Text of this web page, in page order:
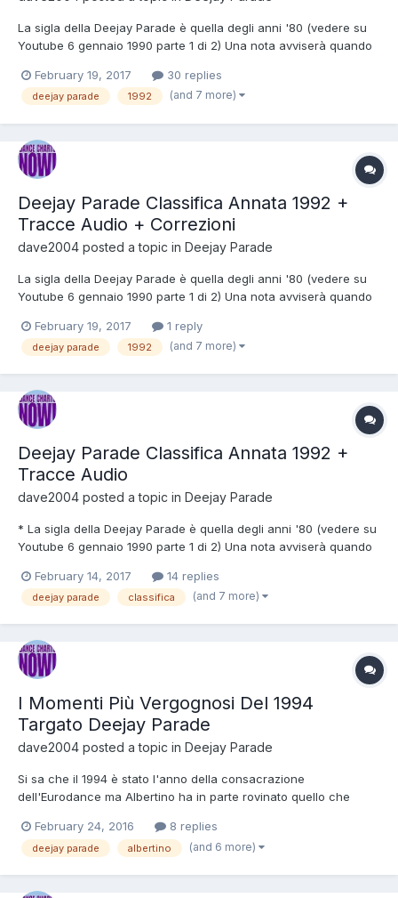
La sigla della Deejay Parade è quella degli anni '80 (vedere su
Youtube 6 gennaio 1990 parte 1 di 2) Una nota avviserà quando
18 , 17 a 11 , 10 a 8 , 7 a 4 e 1 a 3 , da settembre 1992 le pause
sono dalla 20 alla 18 , dalla 17 alla...
February 19, 2017 30 replies
deejay parade 1992 (and 7 more)
Deejay Parade Classifica Annata 1992 +
Tracce Audio + Correzioni
dave2004 posted a topic in Deejay Parade
La sigla della Deejay Parade è quella degli anni '80 (vedere su
Youtube 6 gennaio 1990 parte 1 di 2) Una nota avviserà quando
18 , 17 a 11 , 10 a 8 , 7 a 4 e 1 a 3 , da settembre 1992 le pause
sono dalla 20 alla 18 , dalla 17 alla...
February 19, 2017 1 reply
deejay parade 1992 (and 7 more)
Deejay Parade Classifica Annata 1992 +
Tracce Audio
dave2004 posted a topic in Deejay Parade
* La sigla della Deejay Parade è quella degli anni '80 (vedere su
Youtube 6 gennaio 1990 parte 1 di 2) Una nota avviserà quando
18 , 17 a 11 , 10 a 8 , 7 a 4 e 1 a 3 , da settembre 1992 le pause
sono dalla 20 alla 18 , dalla 17 al...
February 14, 2017 14 replies
deejay parade classifica (and 7 more)
I Momenti Più Vergognosi Del 1994
Targato Deejay Parade
dave2004 posted a topic in Deejay Parade
Si sa che il 1994 è stato l'anno della consacrazione
dell'Eurodance ma Albertino ha in parte rovinato quello che
vergogna. Fatemi sapere 1) Entrate settimanali Avendo il
quadernetto stilo i numeri (ogni numero equivale alla puntata d...
February 24, 2016 8 replies
deejay parade albertino (and 6 more)